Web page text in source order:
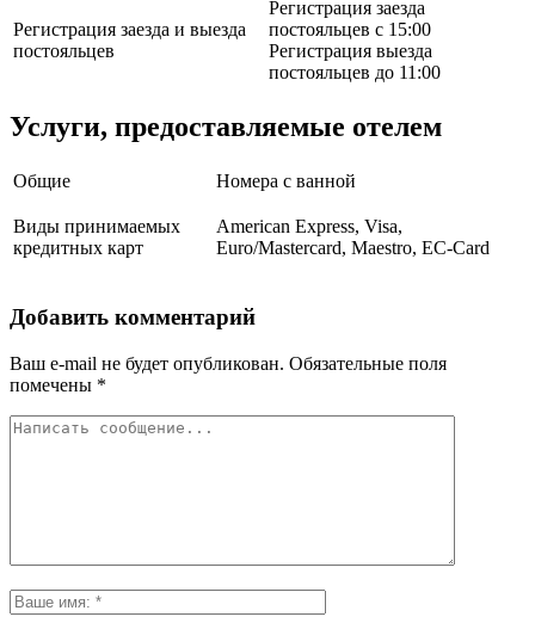
Регистрация заезда и выезда
постояльцев
Регистрация заезда
постояльцев с 15:00
Регистрация выезда
постояльцев до 11:00
Услуги, предоставляемые отелем
Общие Номера с ванной
Виды принимаемых
кредитных карт
American Express, Visa,
Euro/Mastercard, Maestro, EC-Card
Добавить комментарий
Ваш e-mail не будет опубликован. Обязательные поля
помечены *